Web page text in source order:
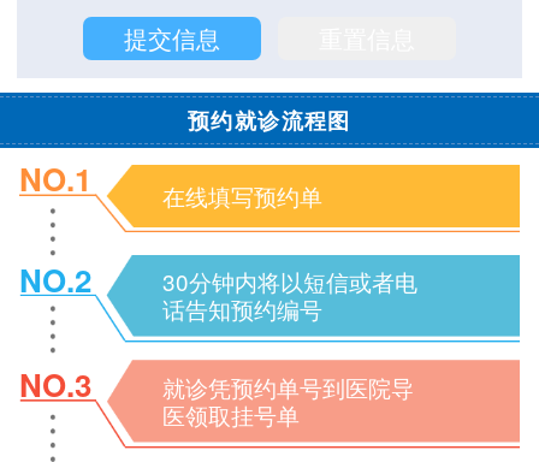
预约就诊流程图
NO.1 在线填写预约单
NO.2
30分钟内将以短信或者电
话告知预约编号
NO.3
就诊凭预约单号到医院导
医领取挂号单